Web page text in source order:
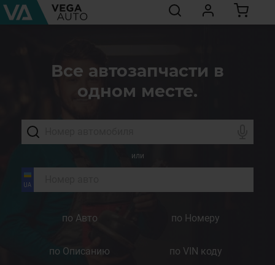
Все автозапчасти в
одном месте.
или
по Авто по Номеру
по Описанию по VIN коду